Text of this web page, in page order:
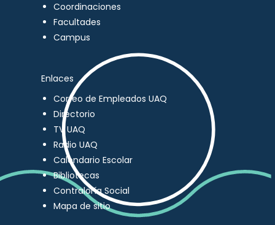
Coordinaciones
Facultades
Campus
Enlaces
Correo de Empleados UAQ
Directorio
TV UAQ
Radio UAQ
Calendario Escolar
Bibliotecas
Contraloría Social
Mapa de sitio